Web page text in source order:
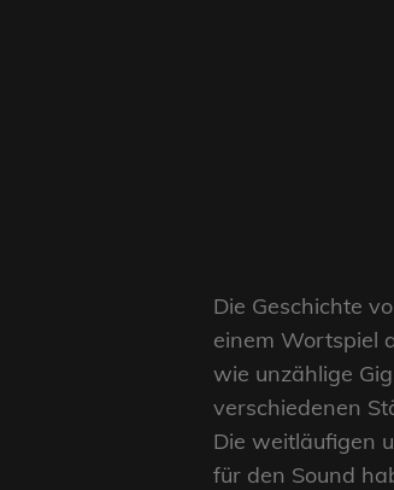
Die Geschichte
einem Wortspiel
wie unzählige
verschiedenen
Die weitläufigen
für den Sound